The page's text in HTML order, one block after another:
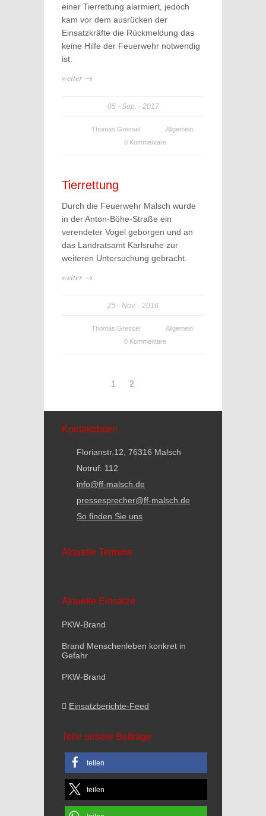
einer Tierrettung alarmiert, jedoch
kam vor dem ausrücken der
Einsatzkräfte die Rückmeldung das
keine Hilfe der Feuerwehr notwendig
ist.
weiter →
05 Sep. 2017
Thomas Gressel
Allgemein
0 Kommentare
Tierrettung
Durch die Feuerwehr Malsch wurde
in der Anton-Böhe-Straße ein
verendeter Vogel geborgen und an
das Landratsamt Karlsruhe zur
weiteren Untersuchung gebracht.
weiter →
25 Nov. 2016
Thomas Gressel
Allgemein
0 Kommentare
1 2
Kontaktdaten
Florianstr.12, 76316 Malsch
Notruf: 112
info@ff-malsch.de
pressesprecher@ff-malsch.de
So finden Sie uns
Aktuelle Termine
Aktuelle Einsätze
PKW-Brand
Brand Menschenleben konkret in
Gefahr
PKW-Brand
Einsatzberichte-Feed
Teile unsere Beiträge
teilen
teilen